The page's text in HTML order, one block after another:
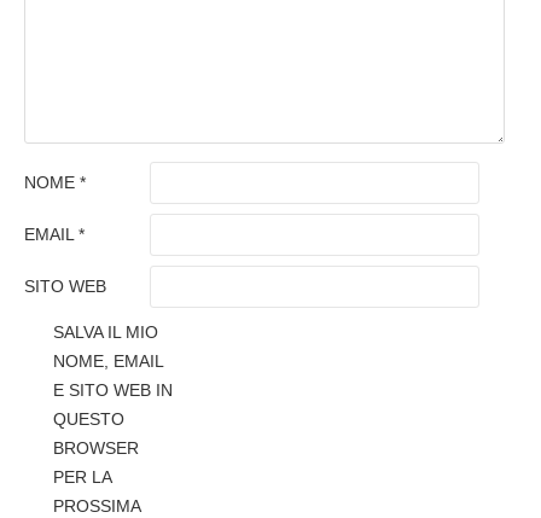
NOME *
EMAIL *
SITO WEB
SALVA IL MIO
NOME, EMAIL
E SITO WEB IN
QUESTO
BROWSER
PER LA
PROSSIMA